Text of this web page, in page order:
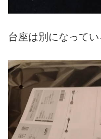
台座は別になってい